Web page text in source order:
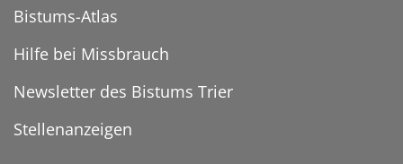
Bistums-Atlas
Hilfe bei Missbrauch
Newsletter des Bistums Trier
Stellenanzeigen